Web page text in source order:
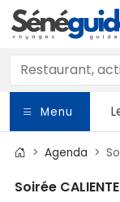
Menu
Agenda
Soirée CALIENTE